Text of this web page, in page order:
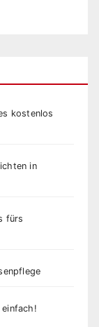
kostenlos
in
fürs
einfach!